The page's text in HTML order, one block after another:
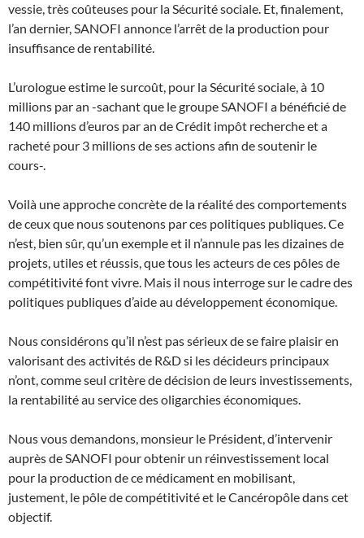
vessie, très coûteuses pour la Sécurité sociale. Et, finalement,
l’an dernier, SANOFI annonce l’arrêt de la production pour
insuffisance de rentabilité.
L’urologue estime le surcoût, pour la Sécurité sociale, à 10
millions par an -sachant que le groupe SANOFI a bénéficié de
140 millions d’euros par an de Crédit impôt recherche et a
racheté pour 3 millions de ses actions afin de soutenir le
cours-.
Voilà une approche concrète de la réalité des comportements
de ceux que nous soutenons par ces politiques publiques. Ce
n’est, bien sûr, qu’un exemple et il n’annule pas les dizaines de
projets, utiles et réussis, que tous les acteurs de ces pôles de
compétitivité font vivre. Mais il nous interroge sur le cadre des
politiques publiques d’aide au développement économique.
Nous considérons qu’il n’est pas sérieux de se faire plaisir en
valorisant des activités de R&D si les décideurs principaux
n’ont, comme seul critère de décision de leurs investissements,
la rentabilité au service des oligarchies économiques.
Nous vous demandons, monsieur le Président, d’intervenir
auprès de SANOFI pour obtenir un réinvestissement local
pour la production de ce médicament en mobilisant,
justement, le pôle de compétitivité et le Cancéropôle dans cet
objectif.